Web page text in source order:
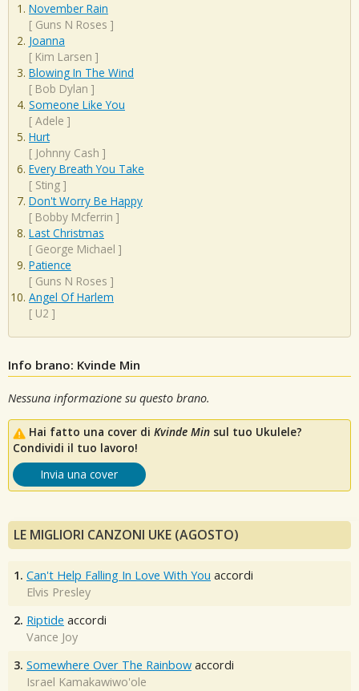
November Rain
[ Guns N Roses ]
Joanna
[ Kim Larsen ]
Blowing In The Wind
[ Bob Dylan ]
Someone Like You
[ Adele ]
Hurt
[ Johnny Cash ]
Every Breath You Take
[ Sting ]
Don't Worry Be Happy
[ Bobby Mcferrin ]
Last Christmas
[ George Michael ]
Patience
[ Guns N Roses ]
Angel Of Harlem
[ U2 ]
Info brano: Kvinde Min
Nessuna informazione su questo brano.
Hai fatto una cover di Kvinde Min sul tuo Ukulele?
Condividi il tuo lavoro!
Invia una cover
LE MIGLIORI CANZONI UKE (AGOSTO)
1. Can't Help Falling In Love With You accordi
Elvis Presley
2. Riptide accordi
Vance Joy
3. Somewhere Over The Rainbow accordi
Israel Kamakawiwo'ole